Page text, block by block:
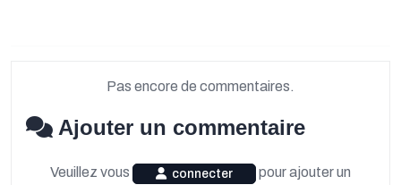
Pas encore de commentaires.
Ajouter un commentaire
Veuillez vous connecter
pour ajouter un